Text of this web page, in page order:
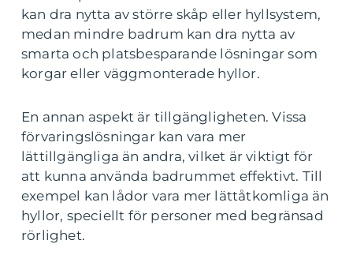
kan dra nytta av större skåp eller hyllsystem,
medan mindre badrum kan dra nytta av
smarta och platsbesparande lösningar som
korgar eller väggmonterade hyllor.
En annan aspekt är tillgängligheten. Vissa
förvaringslösningar kan vara mer
lättillgängliga än andra, vilket är viktigt för
att kunna använda badrummet effektivt. Till
exempel kan lådor vara mer lättåtkomliga än
hyllor, speciellt för personer med begränsad
rörlighet.